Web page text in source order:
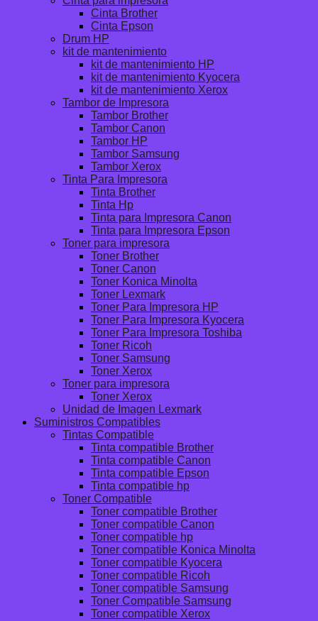
Cinta Brother
Cinta Epson
Drum HP
kit de mantenimiento
kit de mantenimiento HP
kit de mantenimiento Kyocera
kit de mantenimiento Xerox
Tambor de Impresora
Tambor Brother
Tambor Canon
Tambor HP
Tambor Samsung
Tambor Xerox
Tinta Para Impresora
Tinta Brother
Tinta Hp
Tinta para Impresora Canon
Tinta para Impresora Epson
Toner para impresora
Toner Brother
Toner Canon
Toner Konica Minolta
Toner Lexmark
Toner Para Impresora HP
Toner Para Impresora Kyocera
Toner Para Impresora Toshiba
Toner Ricoh
Toner Samsung
Toner Xerox
Toner para impresora
Toner Xerox
Unidad de Imagen Lexmark
Suministros Compatibles
Tintas Compatible
Tinta compatible Brother
Tinta compatible Canon
Tinta compatible Epson
Tinta compatible hp
Toner Compatible
Toner compatible Brother
Toner compatible Canon
Toner compatible hp
Toner compatible Konica Minolta
Toner compatible Kyocera
Toner compatible Ricoh
Toner compatible Samsung
Toner Compatible Samsung
Toner compatible Xerox